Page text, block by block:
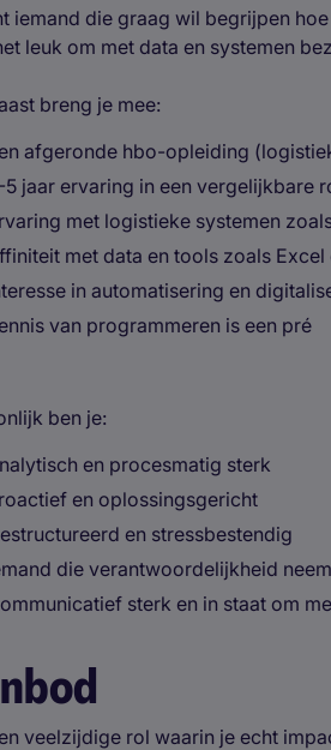
iemand die graag wil begrijpen
leuk om met data en systemen
breng je mee:
afgeronde hbo-opleiding
5 jaar ervaring in een vergelijkbare
met logistieke systemen
met data en tools zoals Excel
in automatisering en
van programmeren is een pré
ben je:
en procesmatig sterk
en oplossingsgericht
en stressbestendig
die verantwoordelijkheid
sterk en in staat om
veelzijdige rol waarin je echt